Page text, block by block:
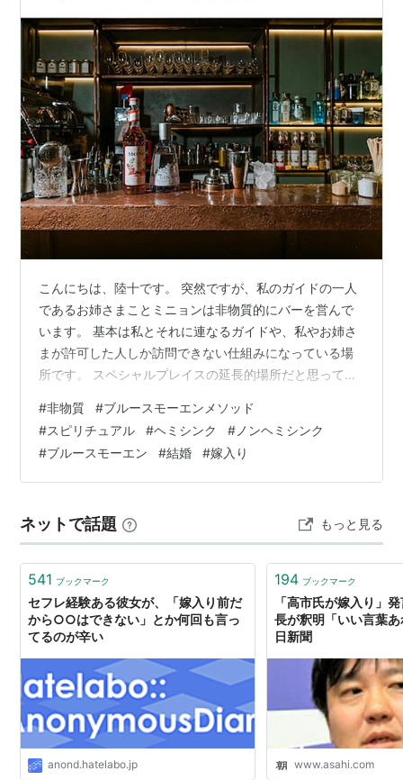
こんにちは、陸十です。 突然ですが、私のガイドの一人
であるお姉さまことミニョンは非物質的にバーを営んで
います。 基本は私とそれに連なるガイドや、私やお姉さ
まが許可した人しか訪問できない仕組みになっている場
所です。 スペシャルプレイスの延長的場所だと思ってい
たいときに行けばほぼ確実にいます。ので、先日訪問し
たのですが、なんか（情けない）珍しいものを見れたの
でちょこっとだけ記録用に残しておきます。 それでは、
どうぞ。 酔いつぶれる人？ その後のはなし（お姉さま
『好きな時に好きなだけ来ていいの…
#非物質 #ブルースモーエンメソッド
#スピリチュアル #ヘミシンク # ノンヘミシンク
#ブルースモーエン #結婚 #嫁入り
ネットで話題 もっと見る
541 ブックマーク
セフレ経験ある彼女が、「嫁入り前だ
から○○はできない」とか何回も言っ
てるのが辛い
anond.hatelabo.jp
194 ブックマーク
「高市氏が嫁入り」
長が釈明「いい言葉
日新聞
www.asahi.com